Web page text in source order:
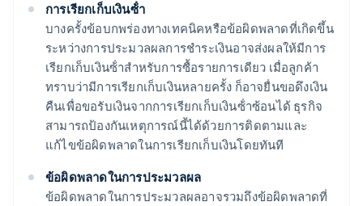
การเรียกเก็บเงินซ้ํา
บางครั้งข้อบกพร่องทางเทคนิคหรือข้อผิดพลาดที่เกิดขึ้น
ระหว่างการประมวลผลการชําระเงินอาจส่งผลให้มีการ
เรียกเก็บเงินซ้ําสําหรับการซื้อรายการเดียว เมื่อลูกค้า
ทราบว่ามีการเรียกเก็บเงินหลายครั้ง ก็อาจยื่นขอดึงเงิน
คืนเพื่อขอรับเงินจากการเรียกเก็บเงินซ้ําซ้อนได้ ธุรกิจ
สามารถป้องกันเหตุการณ์นี้ได้ด้วยการติดตามและ
แก้ไขข้อผิดพลาดในการเรียกเก็บเงินโดยทันที
ข้อผิดพลาดในการประมวลผล
ข้อผิดพลาดในการประมวลผลอาจรวมถึงข้อผิดพลาดที่